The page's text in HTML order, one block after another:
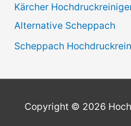
Kärcher
Alternative Scheppach
Scheppach
Copyright © 2026